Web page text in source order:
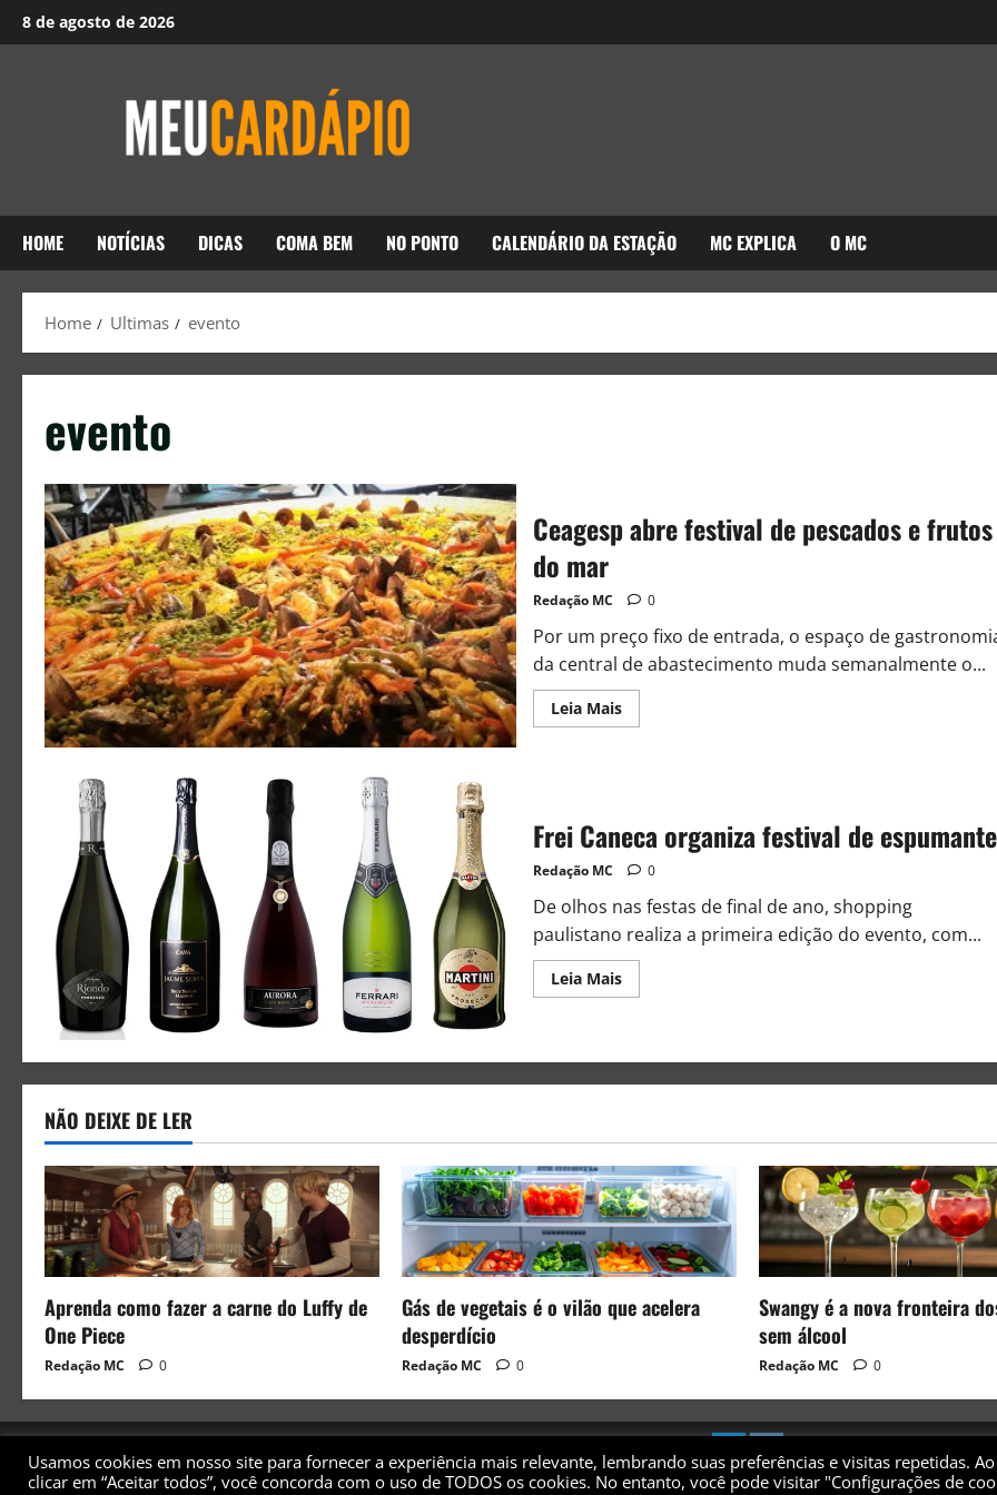
8 de agosto de 2026
HOME NOTÍCIAS DICAS COMA BEM NO PONTO CALENDÁRIO DA ESTAÇÃO MC EXPLICA O MC
Home Ultimas evento
evento
Ceagesp abre festival de pescados e frutos
do mar
Redação MC 0
Por um preço fixo de entrada, o espaço de
da central de abastecimento muda semanalmente o...
Leia Mais
Frei Caneca organiza festival de espumante
Redação MC 0
De olhos nas festas de final de ano, shopping
paulistano realiza a primeira edição do evento, com...
Leia Mais
NÃO DEIXE DE LER
Aprenda como fazer a carne do Luffy de
One Piece
Redação MC 0
Gás de vegetais é o vilão que acelera
desperdício
Redação MC 0
Swangy é a nova fronteira
sem álcool
Redação MC 0
Usamos cookies em nosso site para fornecer a experiência mais relevante, lembrando suas preferências e visitas repetidas. Ao
clicar em “Aceitar todos”, você concorda com o uso de TODOS os cookies. No entanto, você pode visitar "Configurações de